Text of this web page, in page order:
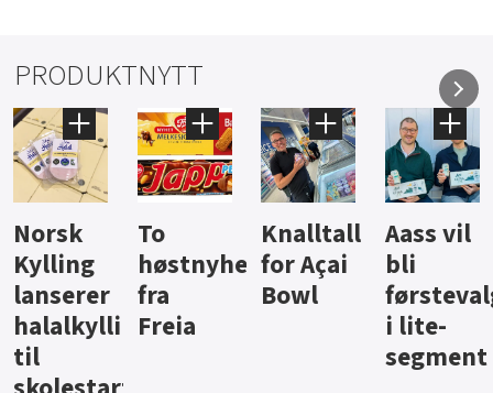
PRODUKTNYTT
Knalltall
for Açai
Bowl
Aass vil
bli
førstevalg
i lite-
Brus og
jus fra
Berentsen
Hard
iste fra
Hansa